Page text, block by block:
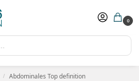
0
verano hasta -30%
5GRANVIA (compras superiores a 150€)
/ Abdominales Top definition